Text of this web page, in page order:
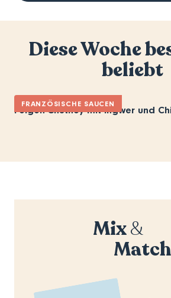
Diese Woche
beliebt
FRANZÖSISCHE SAUCEN
Feigen-Chutney mit Ingwer und
Mix&
Match